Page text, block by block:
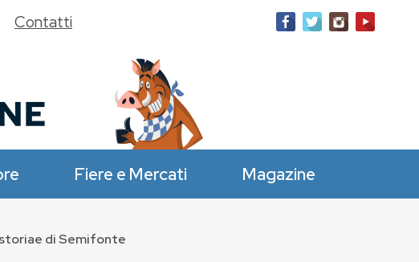
Fiere e Mercati Magazine
Contatti
di Semifonte